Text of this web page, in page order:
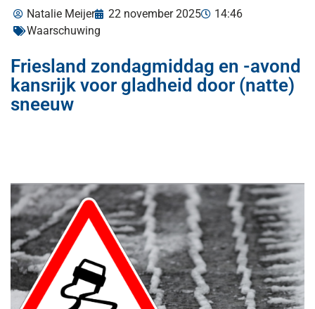
Natalie Meijer 22 november 2025
14:46
Waarschuwing
Friesland zondagmiddag en -avond
kansrijk voor gladheid door (natte)
sneeuw